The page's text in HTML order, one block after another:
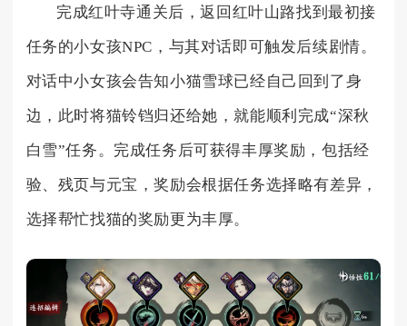
完成红叶寺通关后，返回红叶山路找到最初接
任务的小女孩NPC，与其对话即可触发后续剧情。
对话中小女孩会告知小猫雪球已经自己回到了身
边，此时将猫铃铛归还给她，就能顺利完成“深秋
白雪”任务。完成任务后可获得丰厚奖励，包括经
验、残页与元宝，奖励会根据任务选择略有差异，
选择帮忙找猫的奖励更为丰厚。